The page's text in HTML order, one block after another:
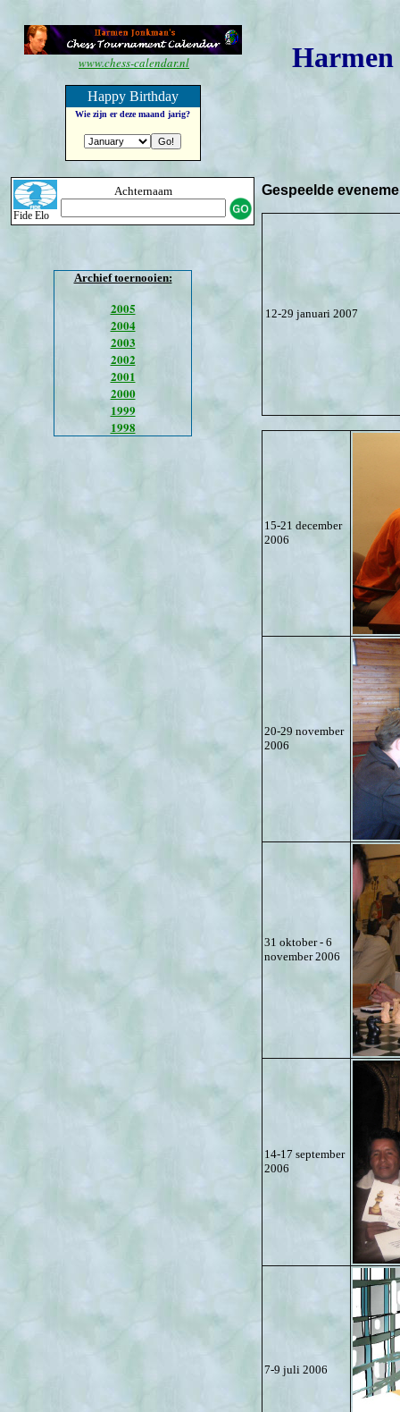
www.chess-calendar.nl
Happy Birthday
Wie zijn er deze maand jarig?
Fide Elo
Achternaam
Archief toernooien:
2005
2004
2003
2002
2001
2000
1999
1998
Harmen
Gespeelde
12-29 januari 2007
15-21 december
2006
20-29 november
2006
31 oktober - 6
november 2006
14-17 september
2006
7-9 juli 2006